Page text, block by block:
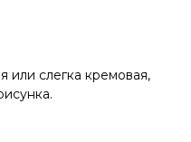
или слегка кремовая,